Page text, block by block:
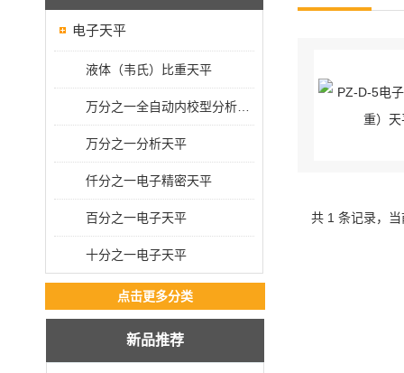
电子天平
液体（韦氏）比重天平
万分之一分析天平
仟分之一电子精密天平
百分之一电子天平
十分之一电子天平
点击更多分类
新品推荐
共 1 条记录，